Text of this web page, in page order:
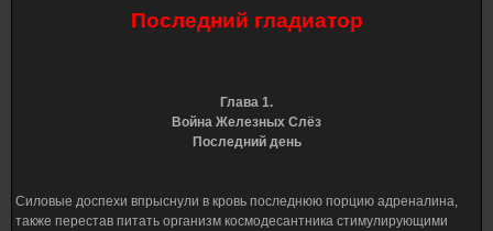
Последний гладиатор
Глава 1.
Война Железных Слёз
Последний день
Силовые доспехи впрыснули в кровь последнюю порцию адреналина,
также перестав питать организм космодесантника стимулирующими